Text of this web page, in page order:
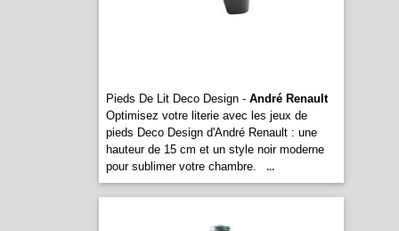
Pieds De Lit Deco Design - André Renault
Optimisez votre literie avec les jeux de
pieds Deco Design d'André Renault : une
hauteur de 15 cm et un style noir moderne
pour sublimer votre chambre.
...